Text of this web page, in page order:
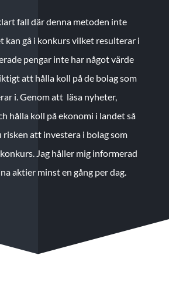
fall där denna metoden inte
kan gå i konkurs vilket resulterar i
pengar inte har något värde
att hålla koll på de bolag som
i. Genom att läsa nyheter,
hålla koll på ekonomi i landet så
risken att investera i bolag som
Jag håller mig informerad
aktier minst en gång per dag.